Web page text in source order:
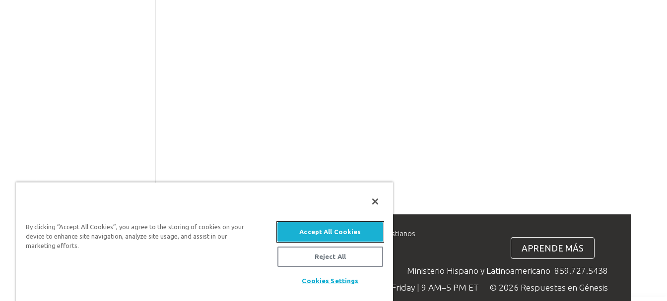
Respuestas en Génesis es un ministerio de apologética, dedicado a ayudar a los cristianos
defender su fe y proclamar el evangelio de Jesucristo.
APRENDE MÁS
Ministerio Hispano y Latinoamericano 859.727.5438
Available Monday–Friday | 9 AM–5 PM ET
© 2026 Respuestas en Génesis
By clicking “Accept All Cookies”, you agree to the storing of cookies on your
device to enhance site navigation, analyze site usage, and assist in our
marketing efforts.
Accept All Cookies
Reject All
Cookies Settings